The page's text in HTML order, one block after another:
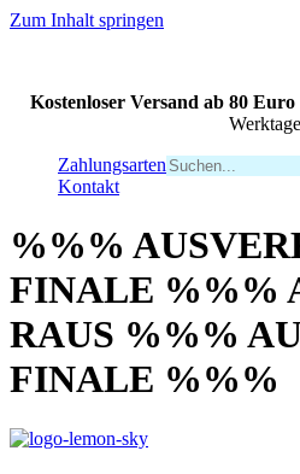
Zum Inhalt springen
Kostenloser Versand ab 80 Euro
Zahlungsarten
Kontakt
%%%
FINALE %%%
RAUS %%%
FINALE %%%